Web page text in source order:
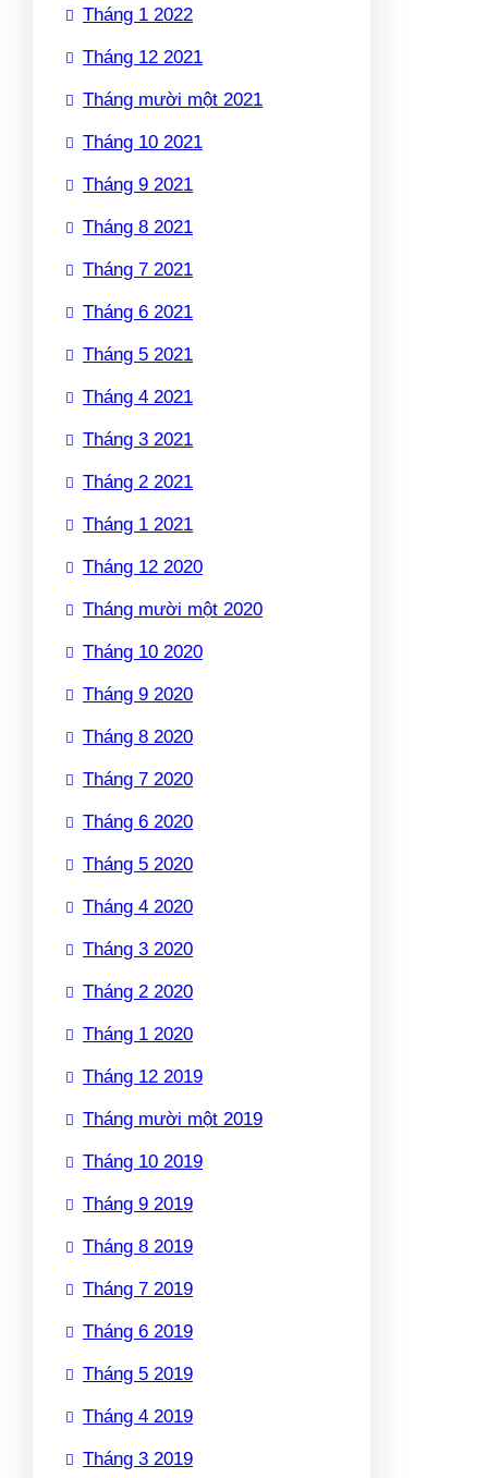
Tháng 1 2022
Tháng 12 2021
Tháng mười một 2021
Tháng 10 2021
Tháng 9 2021
Tháng 8 2021
Tháng 7 2021
Tháng 6 2021
Tháng 5 2021
Tháng 4 2021
Tháng 3 2021
Tháng 2 2021
Tháng 1 2021
Tháng 12 2020
Tháng mười một 2020
Tháng 10 2020
Tháng 9 2020
Tháng 8 2020
Tháng 7 2020
Tháng 6 2020
Tháng 5 2020
Tháng 4 2020
Tháng 3 2020
Tháng 2 2020
Tháng 1 2020
Tháng 12 2019
Tháng mười một 2019
Tháng 10 2019
Tháng 9 2019
Tháng 8 2019
Tháng 7 2019
Tháng 6 2019
Tháng 5 2019
Tháng 4 2019
Tháng 3 2019